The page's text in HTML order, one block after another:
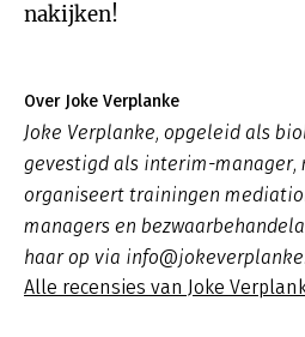
nakijken!
Over Joke Verplanke
Joke Verplanke, opgeleid als
gevestigd als interim-manager,
organiseert trainingen
managers en
haar op via
Alle recensies van Joke